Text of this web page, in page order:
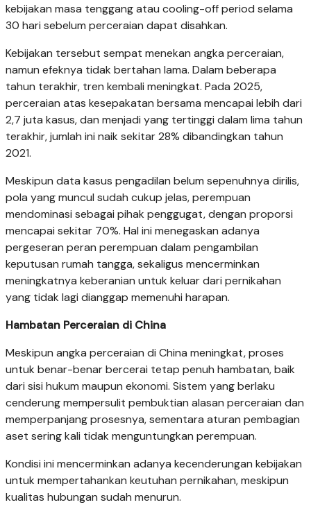
kebijakan masa tenggang atau cooling-off period selama
30 hari sebelum perceraian dapat disahkan.
Kebijakan tersebut sempat menekan angka perceraian,
namun efeknya tidak bertahan lama. Dalam beberapa
tahun terakhir, tren kembali meningkat. Pada 2025,
perceraian atas kesepakatan bersama mencapai lebih dari
2,7 juta kasus, dan menjadi yang tertinggi dalam lima tahun
terakhir, jumlah ini naik sekitar 28% dibandingkan tahun
2021.
Meskipun data kasus pengadilan belum sepenuhnya dirilis,
pola yang muncul sudah cukup jelas, perempuan
mendominasi sebagai pihak penggugat, dengan proporsi
mencapai sekitar 70%. Hal ini menegaskan adanya
pergeseran peran perempuan dalam pengambilan
keputusan rumah tangga, sekaligus mencerminkan
meningkatnya keberanian untuk keluar dari pernikahan
yang tidak lagi dianggap memenuhi harapan.
Hambatan Perceraian di China
Meskipun angka perceraian di China meningkat, proses
untuk benar-benar bercerai tetap penuh hambatan, baik
dari sisi hukum maupun ekonomi. Sistem yang berlaku
cenderung mempersulit pembuktian alasan perceraian dan
memperpanjang prosesnya, sementara aturan pembagian
aset sering kali tidak menguntungkan perempuan.
Kondisi ini mencerminkan adanya kecenderungan kebijakan
untuk mempertahankan keutuhan pernikahan, meskipun
kualitas hubungan sudah menurun.